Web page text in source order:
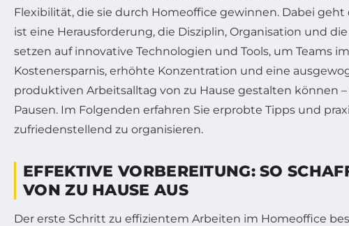
Flexibilität, die sie durch Homeoffice gewinnen. Dabei
ist eine Herausforderung, die Disziplin, Organisation und
setzen auf innovative Technologien und Tools, um Teams
Kostenersparnis, erhöhte Konzentration und eine
produktiven Arbeitsalltag von zu Hause gestalten
Pausen. Im Folgenden erfahren Sie erprobte Tipps und
zufriedenstellend zu organisieren.
EFFEKTIVE VORBEREITUNG: SO
VON ZU HAUSE AUS
Der erste Schritt zu effizientem Arbeiten im Homeoffice